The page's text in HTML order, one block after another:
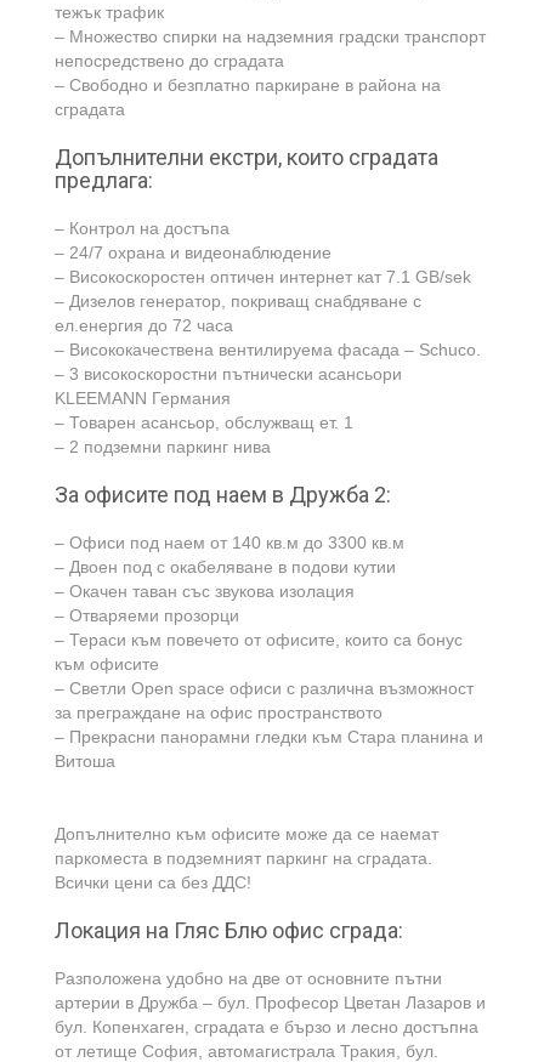
тежък трафик
– Множество спирки на надземния градски транспорт
непосредствено до сградата
– Свободно и безплатно паркиране в района на
сградата
Допълнителни екстри, които сградата
предлага:
– Контрол на достъпа
– 24/7 охрана и видеонаблюдение
– Високоскоростен оптичен интернет кат 7.1 GB/sek
– Дизелов генератор, покриващ снабдяване с
ел.енергия до 72 часа
– Висококачествена вентилируема фасада – Schuco.
– 3 високоскоростни пътнически асансьори
KLEEMANN Германия
– Товарен асансьор, обслужващ ет. 1
– 2 подземни паркинг нива
За офисите под наем в Дружба 2:
– Офиси под наем от 140 кв.м до 3300 кв.м
– Двоен под с окабеляване в подови кутии
– Окачен таван със звукова изолация
– Отваряеми прозорци
– Тераси към повечето от офисите, които са бонус
към офисите
– Светли Open space офиси с различна възможност
за преграждане на офис пространството
– Прекрасни панорамни гледки към Стара планина и
Витоша
Допълнително към офисите може да се наемат
паркоместа в подземният паркинг на сградата.
Всички цени са без ДДС!
Локация на Гляс Блю офис сграда:
Разположена удобно на две от основните пътни
артерии в Дружба – бул. Професор Цветан Лазаров и
бул. Копенхаген, сградата е бързо и лесно достъпна
от летище София, автомагистрала Тракия, бул.